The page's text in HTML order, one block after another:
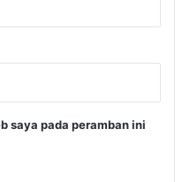
saya pada peramban ini